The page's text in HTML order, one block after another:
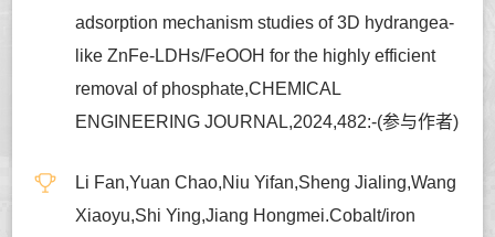
adsorption mechanism studies of 3D hydrangea-
like ZnFe-LDHs/FeOOH for the highly efficient
removal of phosphate,CHEMICAL
ENGINEERING JOURNAL,2024,482:-(参与作者)
Li Fan,Yuan Chao,Niu Yifan,Sheng Jialing,Wang
Xiaoyu,Shi Ying,Jiang Hongmei.Cobalt/iron